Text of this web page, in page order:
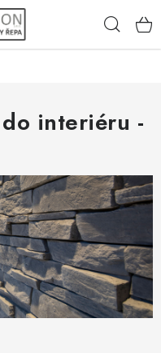
interiéru -